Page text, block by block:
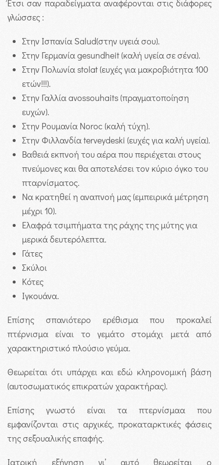
Έτσι σαν παραδείγματα αναφέρονται στις διάφορες
γλώσσες :
Στην Ισπανία Salud(στην υγειά σου).
Στην Γερμανία gesundheit (καλή υγεία σε σένα).
Στην Πολωνία stolat (ευχές για μακροβιότητα 100
ετών!!!).
Στην Γαλλία avossouhaits (πραγματοποίηση
ευχών).
Στην Ρουμανία Noroc (καλή τύχη).
Στην Φιλλανδία terveydeski (ευχές για καλή υγεία).
Βαθειά εκπνοή του αέρα που περιέχεται στους
πνεύμονες και θα αποτελέσει τον κύριο όγκο του
πταρνίσματος.
Να κρατηθεί η αναπνοή μας (εμπειρικά μέτρηση
μέχρι 10).
Ελαφρά τσιμπήματα της ράχης της μύτης για
μερικά δευτερόλεπτα.
Γάτες
Σκύλοι
Κότες
Ιγκουάνα.
Επίσης σπανιότερο ερέθισμα που προκαλεί
πτέρνισμα είναι το γεμάτο στομάχι μετά από
χαρακτηριστικό πλούσιο γεύμα.
Θεωρείται ότι υπάρχει και εδώ κληρονομική βάση
(αυτοσωματικός επικρατών χαρακτήρας).
Επίσης γνωστό είναι τα πτερνίσμαα που
εμφανίζονται στις αρχικές, προκαταρκτικές φάσεις
της σεξουαλικής επαφής.
Ιατρική εξήγηση γι’ αυτό θεωρείται ο